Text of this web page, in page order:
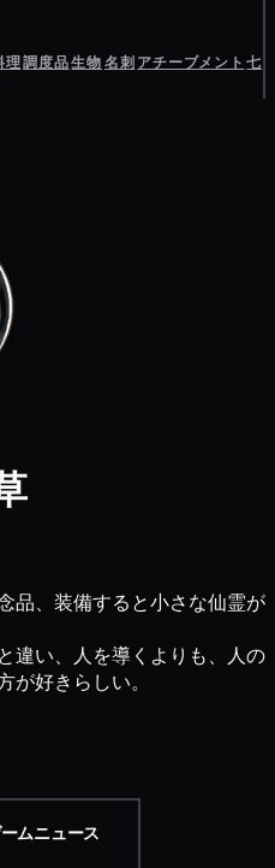
理調度品生物名刺 アチーブメント 七
品、装備すると小さな仙霊が
違い、人を導くよりも、人の
が好きらしい。
ムニュース